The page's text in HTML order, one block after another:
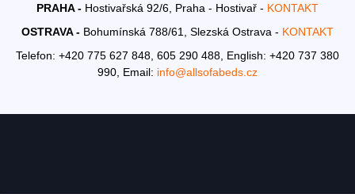
PRAHA - Hostivařská 92/6, Praha - Hostivař - KONTAKT
OSTRAVA - Bohumínská 788/61, Slezská Ostrava - KONTAKT
Telefon: +420 775 627 848, 605 290 488, English: +420 737 380
990, Email: info@allsofabeds.cz